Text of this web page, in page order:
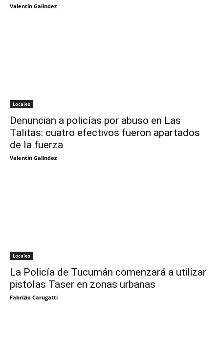
Valentín Galindez
Locales
Denuncian a policías por abuso en Las
Talitas: cuatro efectivos fueron apartados
de la fuerza
Valentín Galindez
Locales
La Policía de Tucumán comenzará a utilizar
pistolas Taser en zonas urbanas
Fabrizio Carugatti